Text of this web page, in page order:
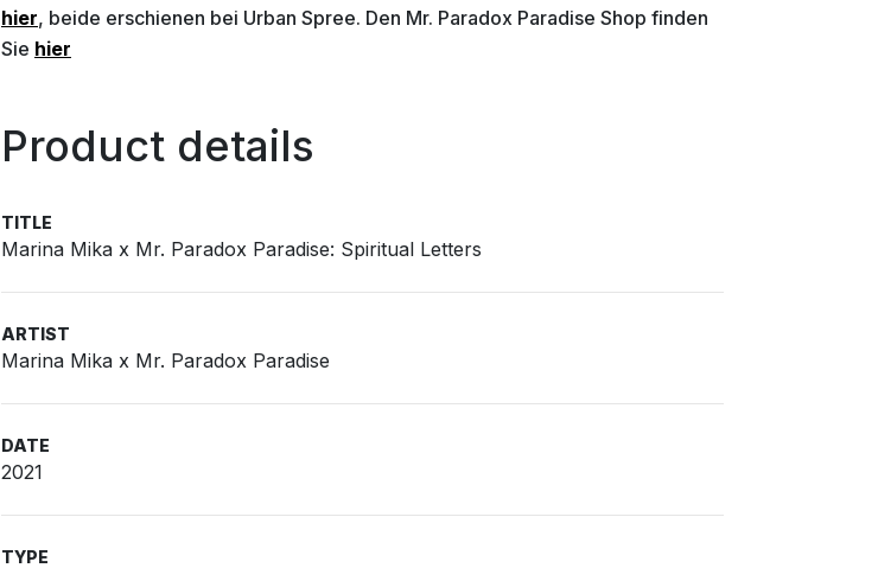
hier, beide erschienen bei Urban Spree. Den Mr. Paradox Paradise Shop finden
Sie hier
Product details
TITLE
Marina Mika x Mr. Paradox Paradise: Spiritual Letters
ARTIST
Marina Mika x Mr. Paradox Paradise
DATE
2021
TYPE